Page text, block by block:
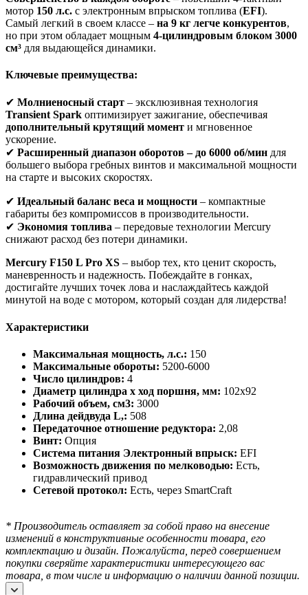
мотор 150 л.с. с электронным впрыском топлива (EFI).
Самый легкий в своем классе – на 9 кг легче конкурентов,
но при этом обладает мощным 4-цилиндровым блоком 3000
см³ для выдающейся динамики.
Ключевые преимущества:
✔ Молниеносный старт – эксклюзивная технология
Transient Spark оптимизирует зажигание, обеспечивая
дополнительный крутящий момент и мгновенное
ускорение.
✔ Расширенный диапазон оборотов – до 6000 об/мин для
большего выбора гребных винтов и максимальной мощности
на старте и высоких скоростях.
✔ Идеальный баланс веса и мощности – компактные
габариты без компромиссов в производительности.
✔ Экономия топлива – передовые технологии Mercury
снижают расход без потери динамики.
Mercury F150 L Pro XS – выбор тех, кто ценит скорость,
маневренность и надежность. Побеждайте в гонках,
достигайте лучших точек лова и наслаждайтесь каждой
минутой на воде с мотором, который создан для лидерства!
Характеристики
Максимальная мощность, л.с.: 150
Максимальные обороты: 5200-6000
Число цилиндров: 4
Диаметр цилиндра х ход поршня, мм: 102х92
Рабочий объем, см3: 3000
Длина дейдвуда L,: 508
Передаточное отношение редуктора: 2,08
Винт: Опция
Система питания Электронный впрыск: EFI
Возможность движения по мелководью: Есть,
гидравлический привод
Сетевой протокол: Есть, через SmartCraft
* Производитель оставляет за собой право на внесение
изменений в конструктивные особенности товара, его
комплектацию и дизайн. Пожалуйста, перед совершением
покупки сверяйте характеристики интересующего вас
товара, в том числе и информацию о наличии данной позиции.